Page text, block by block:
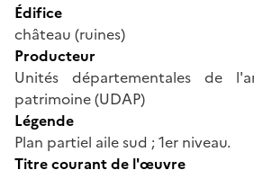
Édifice
château (ruines)
Producteur
Unités départementales de
patrimoine (UDAP)
Légende
Plan partiel aile sud ; 1er niveau.
Titre courant de l'œuvre